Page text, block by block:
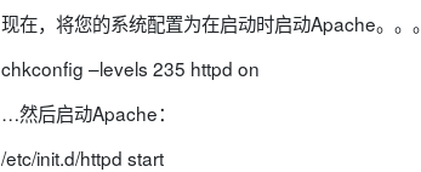
现在，将您的系统配置为在启动时启动Apache。。。
chkconfig –levels 235 httpd on
…然后启动Apache：
/etc/init.d/httpd start